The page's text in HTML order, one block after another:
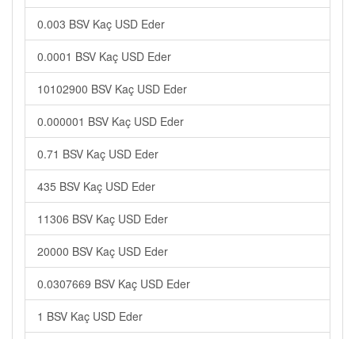
0.003 BSV Kaç USD Eder
0.0001 BSV Kaç USD Eder
10102900 BSV Kaç USD Eder
0.000001 BSV Kaç USD Eder
0.71 BSV Kaç USD Eder
435 BSV Kaç USD Eder
11306 BSV Kaç USD Eder
20000 BSV Kaç USD Eder
0.0307669 BSV Kaç USD Eder
1 BSV Kaç USD Eder